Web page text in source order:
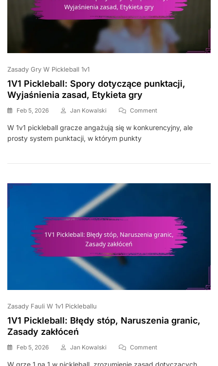
Zasady Gry W Pickleball 1v1
1V1 Pickleball: Spory dotyczące punktacji,
Wyjaśnienia zasad, Etykieta gry
Feb 5, 2026 Jan Kowalski CommentOn
Pickleball:
Wyjaśnienia
Etykieta
W 1v1 pickleball gracze angażują się w konkurencyjny, ale
prosty system punktacji, w którym punkty
Zasady Fauli W 1v1 Pickleballu
1V1 Pickleball: Błędy stóp, Naruszenia granic,
Zasady zakłóceń
Feb 5, 2026 Jan Kowalski CommentOn
W grze 1 na 1 w pickleball, zrozumienie zasad dotyczących